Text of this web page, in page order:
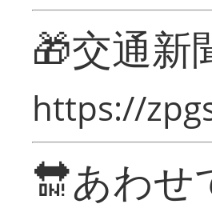
🎁交通
https://
🔛あわせ